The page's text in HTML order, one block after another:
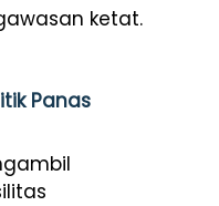
ketat.
Panas